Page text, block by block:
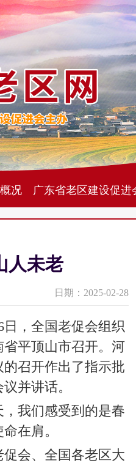
况 广东省老区建设促进
人未老
日期：2025-02-28
，全国老促会组织
平顶山市召开。河
召开作出了指示批
并讲话。
我们感受到的是春
在肩。
会、全国各老区大